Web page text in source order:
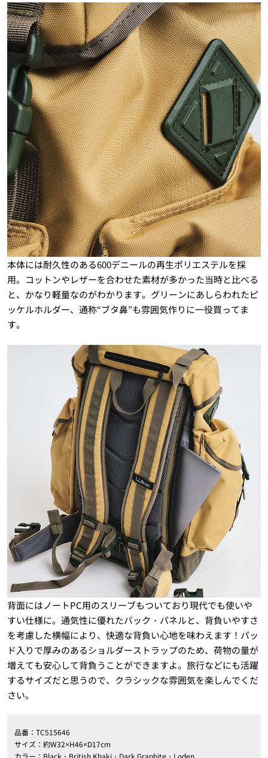
本体には耐久性のある600デニールの再生ポリエステルを採
用。コットンやレザーを合わせた素材が多かった当時と比べる
と、かなり軽量なのがわかります。グリーンにあしらわれたピ
ッケルホルダー、通称“ブタ鼻”も雰囲気作りに一役買ってま
す。
背面にはノートPC用のスリーブもついており現代でも使いや
すい仕様に。通気性に優れたバック・パネルと、背負いやすさ
を考慮した横幅により、快適な背負い心地を味わえます！パッ
ド入りで厚みのあるショルダーストラップのため、荷物の量が
増えても安心して背負うことができますよ。旅行などにも活躍
するサイズだと思うので、クラシックな雰囲気を楽しんでくだ
さい。
品番：TC515646
サイズ：約W32×H46×D17cm